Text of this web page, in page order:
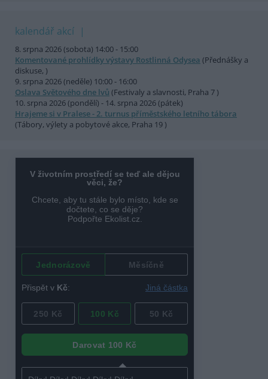
kalendář akcí
8. srpna 2026 (sobota) 14:00 - 15:00
Komentované prohlídky výstavy Rostlinná Odysea (Přednášky a
diskuse, )
9. srpna 2026 (neděle) 10:00 - 16:00
Oslava Světového dne lvů (Festivaly a slavnosti, Praha 7 )
10. srpna 2026 (pondělí) - 14. srpna 2026 (pátek)
Hrajeme si v Pralese - 2. turnus příměstského letního tábora
(Tábory, výlety a pobytové akce, Praha 19 )